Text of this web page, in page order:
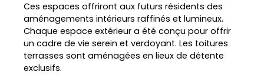
Ces espaces offriront aux futurs résidents des
aménagements intérieurs raffinés et lumineux.
Chaque espace extérieur a été conçu pour offrir
un cadre de vie serein et verdoyant. Les toitures
terrasses sont aménagées en lieux de détente
exclusifs.